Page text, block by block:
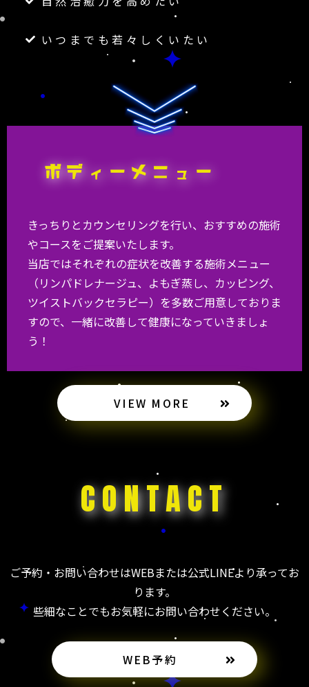
いつまでも若々しくいたい
きっちりとカウンセリングを行い、おすすめの施術
やコースをご提案いたします。
当店ではそれぞれの症状を改善する施術メニュー
（リンパドレナージュ、よもぎ蒸し、カッピング、
ツイストバックセラピー）を多数ご用意しておりま
すので、一緒に改善して健康になっていきましょ
う！
VIEW MORE
CONTACT
ご予約・お問い合わせはWEBまたは公式LINEより承ってお
ります。
些細なことでもお気軽にお問い合わせください。
WEB予約